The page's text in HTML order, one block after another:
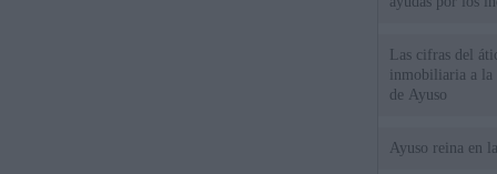
Las cifras del
inmobiliaria a la
de Ayuso
Ayuso reina en